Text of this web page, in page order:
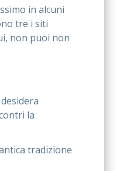
in alcuni
tre i siti
non puoi non
la
tradizione